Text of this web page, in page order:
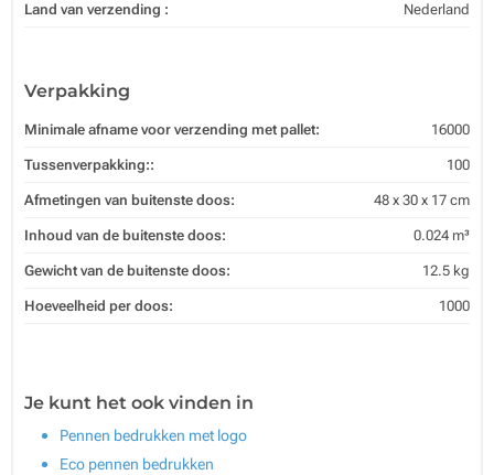
Land van verzending : Nederland
Verpakking
Minimale afname voor verzending met pallet: 16000
Tussenverpakking:: 100
Afmetingen van buitenste doos: 48 x 30 x 17 cm
Inhoud van de buitenste doos: 0.024 m³
Gewicht van de buitenste doos: 12.5 kg
Hoeveelheid per doos: 1000
Je kunt het ook vinden in
Pennen bedrukken met logo
Eco pennen bedrukken